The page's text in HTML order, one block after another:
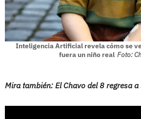
Inteligencia Artificial revela cómo se
fuera un niño real Foto:
Mira también: El Chavo del 8 regresa